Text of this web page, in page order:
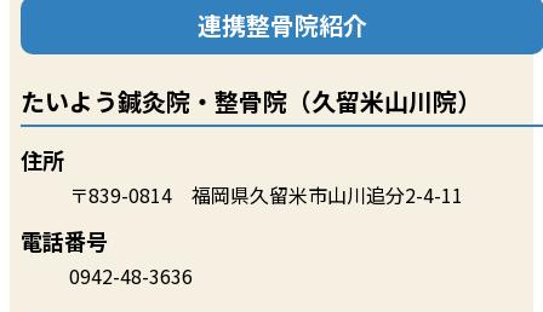
連携整骨院紹介
たいよう鍼灸院・整骨院（久留米山川院）
住所
〒839-0814 福岡県久留米市山川追分2-4-11
電話番号
0942-48-3636